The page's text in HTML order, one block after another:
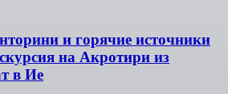
и горячие источники
на Акротири из
в Ие